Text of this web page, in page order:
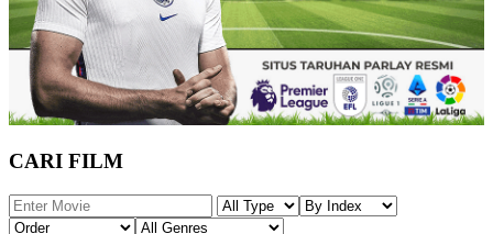
CARI FILM